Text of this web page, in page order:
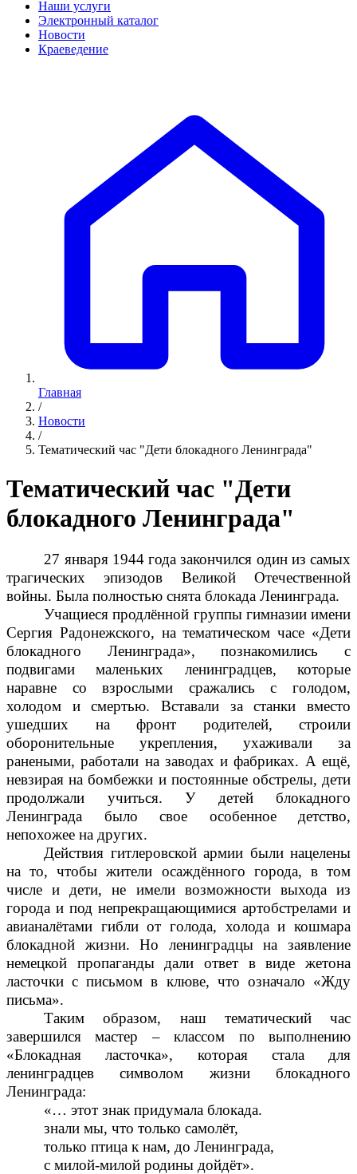
Наши услуги
Электронный каталог
Новости
Краеведение
Главная
/
Новости
/
Тематический час "Дети блокадного Ленинграда"
Тематический час "Дети
блокадного Ленинграда"
27 января 1944 года закончился один из самых
трагических эпизодов Великой Отечественной
войны. Была полностью снята блокада Ленинграда.
Учащиеся продлённой группы гимназии имени
Сергия Радонежского, на тематическом часе «Дети
блокадного Ленинграда», познакомились с
подвигами маленьких ленинградцев, которые
наравне со взрослыми сражались с голодом,
холодом и смертью. Вставали за станки вместо
ушедших на фронт родителей, строили
оборонительные укрепления, ухаживали за
ранеными, работали на заводах и фабриках. А ещё,
невзирая на бомбежки и постоянные обстрелы, дети
продолжали учиться. У детей блокадного
Ленинграда было свое особенное детство,
непохожее на других.
Действия гитлеровской армии были нацелены
на то, чтобы жители осаждённого города, в том
числе и дети, не имели возможности выхода из
города и под непрекращающимися артобстрелами и
авианалётами гибли от голода, холода и кошмара
блокадной жизни. Но ленинградцы на заявление
немецкой пропаганды дали ответ в виде жетона
ласточки с письмом в клюве, что означало «Жду
письма».
Таким образом, наш тематический час
завершился мастер – классом по выполнению
«Блокадная ласточка», которая стала для
ленинградцев символом жизни блокадного
Ленинграда:
«… этот знак придумала блокада.
знали мы, что только самолёт,
только птица к нам, до Ленинграда,
с милой-милой родины дойдёт».